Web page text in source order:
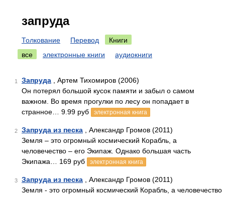
запруда
Толкование Перевод
Книги
все
электронные книги аудиокниги
1 Запруда , Артем Тихомиров (2006)
Он потерял большой кусок памяти и забыл о самом
важном. Во время прогулки по лесу он попадает в
странное… 9.99 руб
электронная книга
2 Запруда из песка , Александр Громов (2011)
Земля – это огромный космический Корабль, а
человечество – его Экипаж. Однако большая часть
Экипажа… 169 руб
электронная книга
3 Запруда из песка , Александр Громов (2011)
Земля - это огромный космический Корабль, а человечество